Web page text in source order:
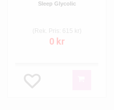
Sleep Glycolic
(Rek. Pris: 615 kr)
0 kr